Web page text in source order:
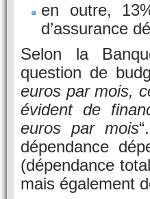
en outre,
d’assurance
Selon la
question de
euros par mois,
évident de
euros par mois
dépendance
(dépendance
mais également